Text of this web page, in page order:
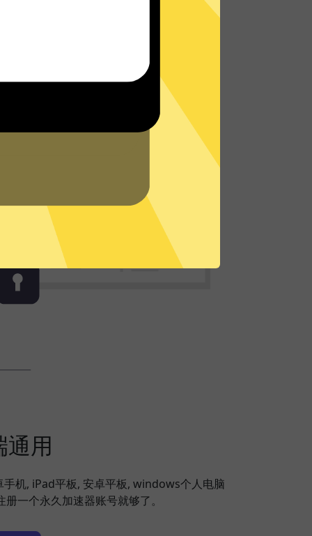
通用
机, iPad平板, 安卓平板, windows个人电脑
一个永久加速器账号就够了。